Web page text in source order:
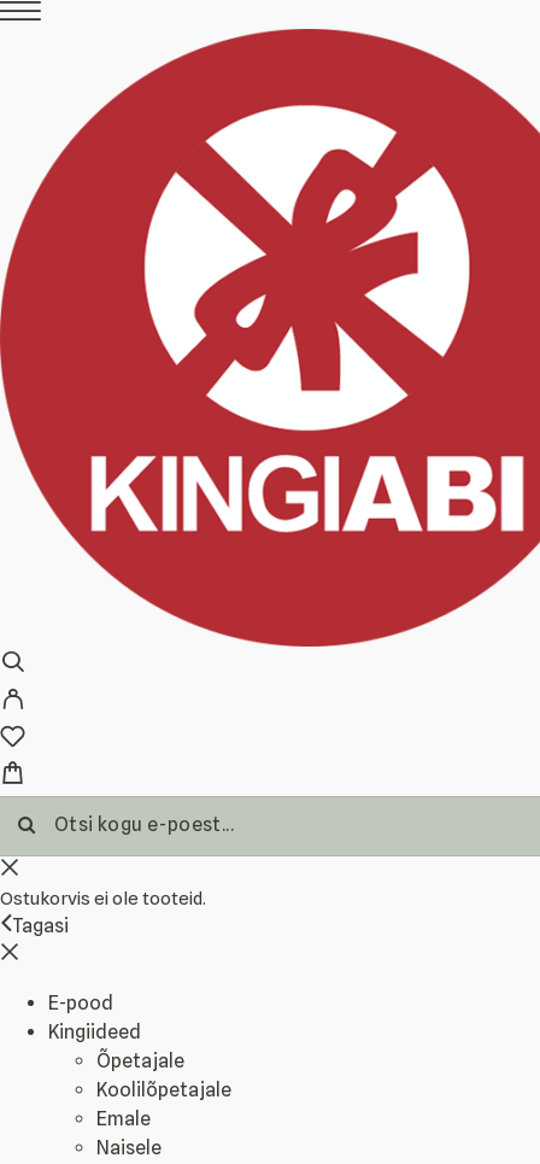
Ostukorvis ei ole tooteid.
Tagasi
E-pood
Kingiideed
Õpetajale
Koolilõpetajale
Emale
Naisele